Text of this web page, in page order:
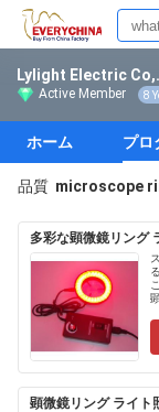
Lylight Electric
Active Member 8
ホーム プロ
品質 microscope
多彩な顕微鏡リング
顕微鏡リング ライト